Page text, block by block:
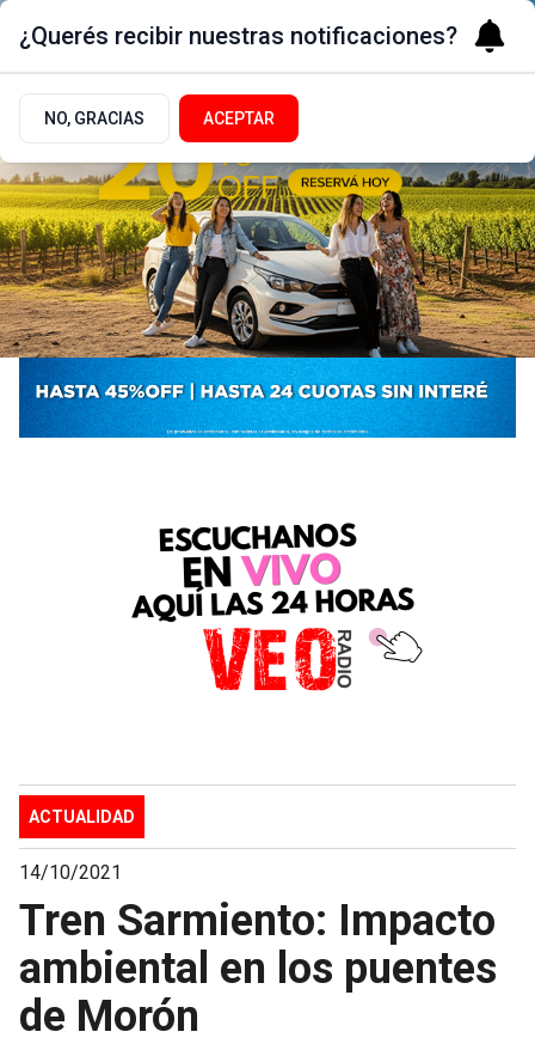
ACTUALIDAD
14/10/2021
Tren Sarmiento: Impacto
ambiental en los puentes
de Morón
¿Querés recibir nuestras notificaciones?
NO, GRACIAS ACEPTAR